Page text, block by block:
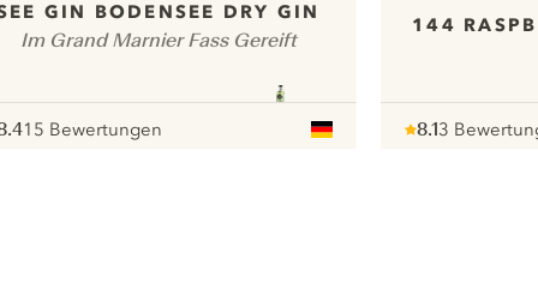
GIN BODENSEE DRY GIN
Im Grand Marnier Fass Gereift
15 Bewertungen
144
8.13